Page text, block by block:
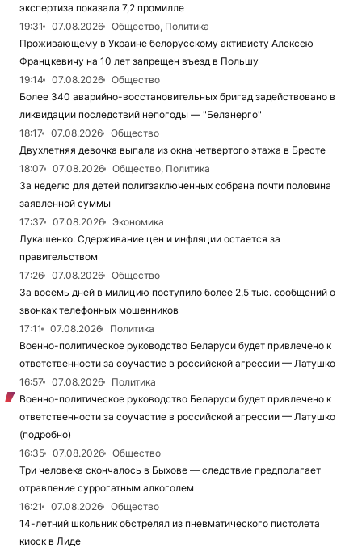
экспертиза показала 7,2 промилле
19:31
07.08.2026
Общество, Политика
Проживающему в Украине белорусскому активисту Алексею
Францкевичу на 10 лет запрещен въезд в Польшу
19:14
07.08.2026
Общество
Более 340 аварийно-восстановительных бригад задействовано в
ликвидации последствий непогоды — "Белэнерго"
18:17
07.08.2026
Общество
Двухлетняя девочка выпала из окна четвертого этажа в Бресте
18:07
07.08.2026
Общество, Политика
За неделю для детей политзаключенных собрана почти половина
заявленной суммы
17:37
07.08.2026
Экономика
Лукашенко: Сдерживание цен и инфляции остается за
правительством
17:26
07.08.2026
Общество
За восемь дней в милицию поступило более 2,5 тыс. сообщений о
звонках телефонных мошенников
17:11
07.08.2026
Политика
Военно-политическое руководство Беларуси будет привлечено к
ответственности за соучастие в российской агрессии — Латушко
16:57
07.08.2026
Политика
Военно-политическое руководство Беларуси будет привлечено к
ответственности за соучастие в российской агрессии — Латушко
(подробно)
16:35
07.08.2026
Общество
Три человека скончалось в Быхове — следствие предполагает
отравление суррогатным алкоголем
16:21
07.08.2026
Общество
14-летний школьник обстрелял из пневматического пистолета
киоск в Лиде